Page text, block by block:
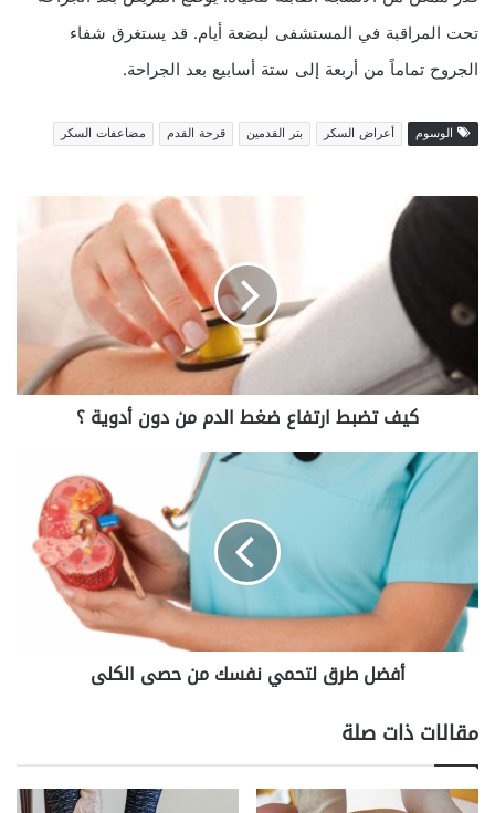
تحت المراقبة في المستشفى لبضعة أيام. قد يستغرق شفاء
الجروح تماماً من أربعة إلى ستة أسابيع بعد الجراحة.
الوسوم أعراض السكر بتر القدمين قرحة القدم مضاعفات السكر
كيف
الدم
من
أدوية
؟
كيف تضبط ارتفاع ضغط الدم من دون أدوية ؟
أفضل
حصى
الكلى
أفضل طرق لتحمي نفسك من حصى الكلى
مقالات ذات صلة